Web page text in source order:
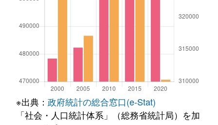
※出典： 政府統計の総合窓口(e-Stat)
「社会・人口統計体系」（総務省統計局）を加